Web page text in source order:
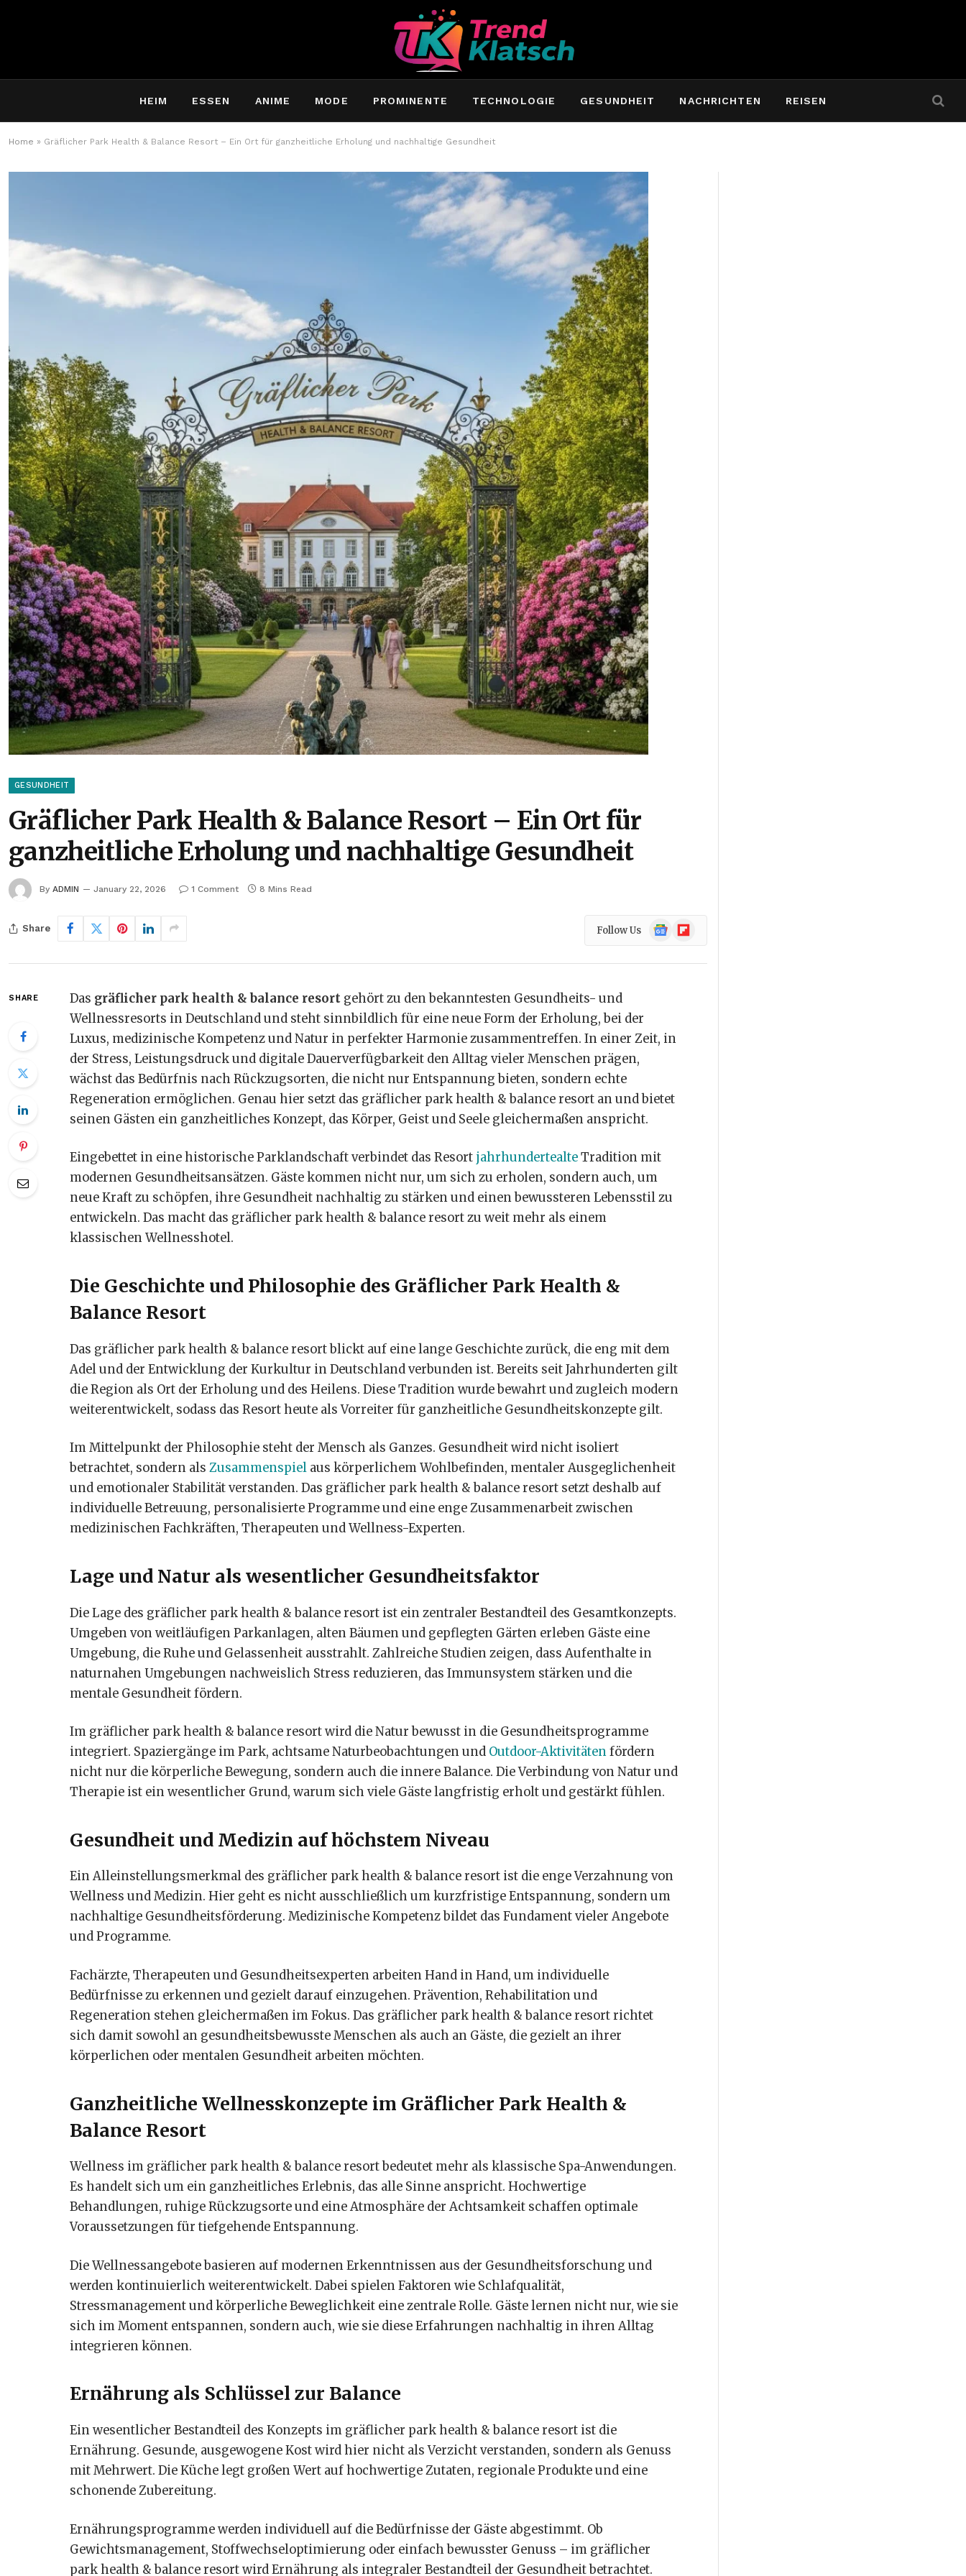
HEIM ESSEN ANIME MODE PROMINENTE TECHNOLOGIE GESUNDHEIT NACHRICHTEN REISEN
Home » Gräflicher Park Health & Balance Resort – Ein Ort für ganzheitliche Erholung und nachhaltige Gesundheit
GESUNDHEIT
Gräflicher Park Health & Balance Resort – Ein Ort für
ganzheitliche Erholung und nachhaltige Gesundheit
By ADMIN January 22, 2026 1 Comment 8 Mins Read
Share Follow Us
GoogleFlipboard
SHARE Das gräflicher park health & balance resortgehört zu den bekanntesten Gesundheits- und
Wellnessresorts in Deutschland und steht sinnbildlich für eine neue Form der Erholung, bei der
Luxus, medizinische Kompetenz und Natur in perfekter Harmonie zusammentreffen. In einer Zeit, in
der Stress, Leistungsdruck und digitale Dauerverfügbarkeit den Alltag vieler Menschen prägen,
wächst das Bedürfnis nach Rückzugsorten, die nicht nur Entspannung bieten, sondern echte
Regeneration ermöglichen. Genau hier setzt das gräflicher park health & balance resort an und bietet
seinen Gästen ein ganzheitliches Konzept, das Körper, Geist und Seele gleichermaßen anspricht.
Eingebettet in eine historische Parklandschaft verbindet das Resort jahrhundertealteTradition mit
modernen Gesundheitsansätzen. Gäste kommen nicht nur, um sich zu erholen, sondern auch, um
neue Kraft zu schöpfen, ihre Gesundheit nachhaltig zu stärken und einen bewussteren Lebensstil zu
entwickeln. Das macht das gräflicher park health & balance resort zu weit mehr als einem
klassischen Wellnesshotel.
Die Geschichte und Philosophie des Gräflicher Park Health &
Balance Resort
Das gräflicher park health & balance resort blickt auf eine lange Geschichte zurück, die eng mit dem
Adel und der Entwicklung der Kurkultur in Deutschland verbunden ist. Bereits seit Jahrhunderten gilt
die Region als Ort der Erholung und des Heilens. Diese Tradition wurde bewahrt und zugleich modern
weiterentwickelt, sodass das Resort heute als Vorreiter für ganzheitliche Gesundheitskonzepte gilt.
Im Mittelpunkt der Philosophie steht der Mensch als Ganzes. Gesundheit wird nicht isoliert
betrachtet, sondern als Zusammenspielaus körperlichem Wohlbefinden, mentaler Ausgeglichenheit
und emotionaler Stabilität verstanden. Das gräflicher park health & balance resort setzt deshalb auf
individuelle Betreuung, personalisierte Programme und eine enge Zusammenarbeit zwischen
medizinischen Fachkräften, Therapeuten und Wellness-Experten.
Lage und Natur als wesentlicher Gesundheitsfaktor
Die Lage des gräflicher park health & balance resort ist ein zentraler Bestandteil des Gesamtkonzepts.
Umgeben von weitläufigen Parkanlagen, alten Bäumen und gepflegten Gärten erleben Gäste eine
Umgebung, die Ruhe und Gelassenheit ausstrahlt. Zahlreiche Studien zeigen, dass Aufenthalte in
naturnahen Umgebungen nachweislich Stress reduzieren, das Immunsystem stärken und die
mentale Gesundheit fördern.
Im gräflicher park health & balance resort wird die Natur bewusst in die Gesundheitsprogramme
integriert. Spaziergänge im Park, achtsame Naturbeobachtungen und Outdoor-Aktivitätenfördern
nicht nur die körperliche Bewegung, sondern auch die innere Balance. Die Verbindung von Natur und
Therapie ist ein wesentlicher Grund, warum sich viele Gäste langfristig erholt und gestärkt fühlen.
Gesundheit und Medizin auf höchstem Niveau
Ein Alleinstellungsmerkmal des gräflicher park health & balance resort ist die enge Verzahnung von
Wellness und Medizin. Hier geht es nicht ausschließlich um kurzfristige Entspannung, sondern um
nachhaltige Gesundheitsförderung. Medizinische Kompetenz bildet das Fundament vieler Angebote
und Programme.
Fachärzte, Therapeuten und Gesundheitsexperten arbeiten Hand in Hand, um individuelle
Bedürfnisse zu erkennen und gezielt darauf einzugehen. Prävention, Rehabilitation und
Regeneration stehen gleichermaßen im Fokus. Das gräflicher park health & balance resort richtet
sich damit sowohl an gesundheitsbewusste Menschen als auch an Gäste, die gezielt an ihrer
körperlichen oder mentalen Gesundheit arbeiten möchten.
Ganzheitliche Wellnesskonzepte im Gräflicher Park Health &
Balance Resort
Wellness im gräflicher park health & balance resort bedeutet mehr als klassische Spa-Anwendungen.
Es handelt sich um ein ganzheitliches Erlebnis, das alle Sinne anspricht. Hochwertige
Behandlungen, ruhige Rückzugsorte und eine Atmosphäre der Achtsamkeit schaffen optimale
Voraussetzungen für tiefgehende Entspannung.
Die Wellnessangebote basieren auf modernen Erkenntnissen aus der Gesundheitsforschung und
werden kontinuierlich weiterentwickelt. Dabei spielen Faktoren wie Schlafqualität,
Stressmanagement und körperliche Beweglichkeit eine zentrale Rolle. Gäste lernen nicht nur, wie sie
sich im Moment entspannen, sondern auch, wie sie diese Erfahrungen nachhaltig in ihren Alltag
integrieren können.
Ernährung als Schlüssel zur Balance
Ein wesentlicher Bestandteil des Konzepts im gräflicher park health & balance resort ist die
Ernährung. Gesunde, ausgewogene Kost wird hier nicht als Verzicht verstanden, sondern als Genuss
mit Mehrwert. Die Küche legt großen Wert auf hochwertige Zutaten, regionale Produkte und eine
schonende Zubereitung.
Ernährungsprogramme werden individuell auf die Bedürfnisse der Gäste abgestimmt. Ob
Gewichtsmanagement, Stoffwechseloptimierung oder einfach bewusster Genuss – im gräflicher
park health & balance resort wird Ernährung als integraler Bestandteil der Gesundheit betrachtet.